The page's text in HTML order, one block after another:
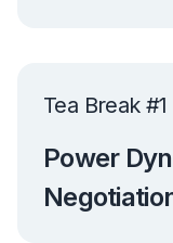
Tea Break #1
Power